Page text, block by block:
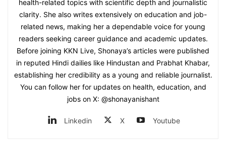
health-related topics with scientific depth and journalistic
clarity. She also writes extensively on education and job-
related news, making her a dependable voice for young
readers seeking career guidance and academic updates.
Before joining KKN Live, Shonaya’s articles were published
in reputed Hindi dailies like Hindustan and Prabhat Khabar,
establishing her credibility as a young and reliable journalist.
You can follow her for updates on health, education, and
jobs on X: @shonayanishant
Linkedin X Youtube